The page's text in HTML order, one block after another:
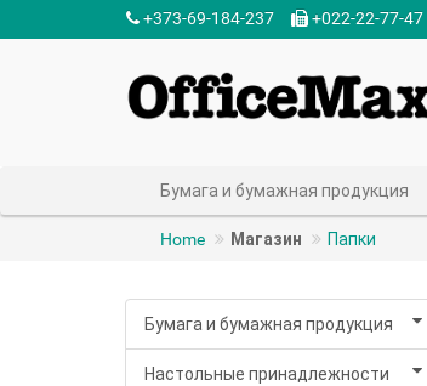
+373-69-184-237‬ +022-22-77-47‬
Бумага и бумажная продукция
Home Магазин Папки
Бумага и бумажная продукция
Настольные принадлежности